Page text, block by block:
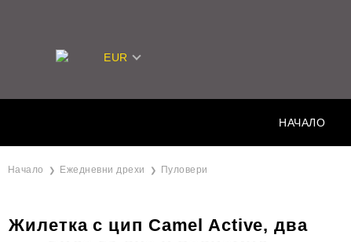
EUR
НАЧАЛО
Начало Ежедневни дрехи Пуловери
Жилетка с цип Camel Active, два